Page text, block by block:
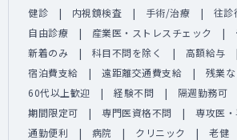
健診
内視鏡検査 手術/治療 往診
自由診療
産業医・ストレスチェック
新着のみ
科目不問を除く 高額給与
宿泊費支給
遠距離交通費支給
残業な
60代以上歓迎
経験不問 隔週勤務可
期間限定可
専門医資格不問
専攻医
通勤便利
病院 クリニック 老健